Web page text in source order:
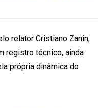
relator Cristiano Zanin,
registro técnico, ainda
própria dinâmica do